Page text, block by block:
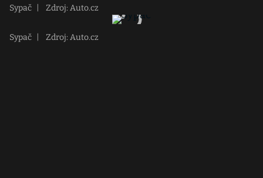
Sypač Zdroj: Auto.cz
Sypač Zdroj: Auto.cz